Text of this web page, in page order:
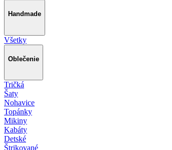
Handmade
Všetky
Oblečenie
Tričká
Šaty
Nohavice
Topánky
Mikiny
Kabáty
Detské
Štrikované